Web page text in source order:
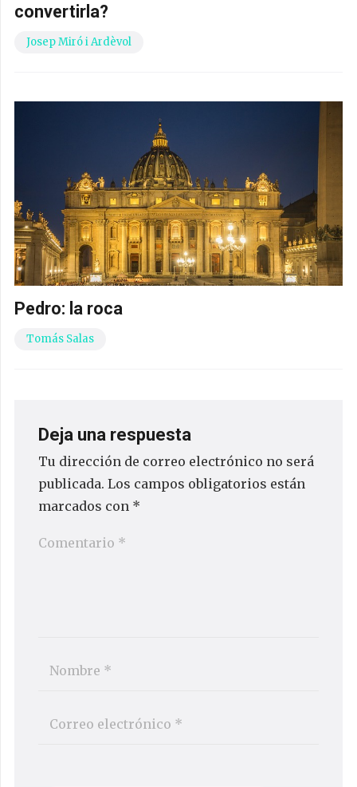
convertirla?
Josep Miró i Ardèvol
Pedro: la roca
Tomás Salas
Deja una respuesta
Tu dirección de correo electrónico no será
publicada. Los campos obligatorios están
marcados con *